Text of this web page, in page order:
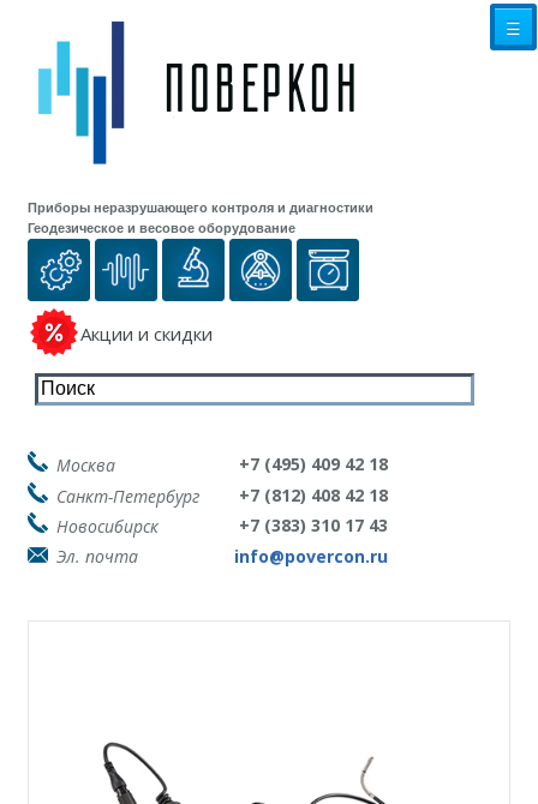
Приборы неразрушающего контроля и диагностики
Геодезическое и весовое оборудование
Акции и скидки
☰
Москва
+7 (495) 409 42 18
Санкт-Петербург
+7 (812) 408 42 18
Новосибирск
+7 (383) 310 17 43
Эл. почта
info@povercon.ru